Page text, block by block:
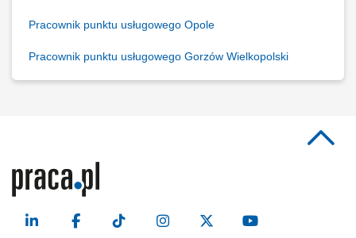
Pracownik punktu usługowego Opole
Pracownik punktu usługowego Gorzów Wielkopolski